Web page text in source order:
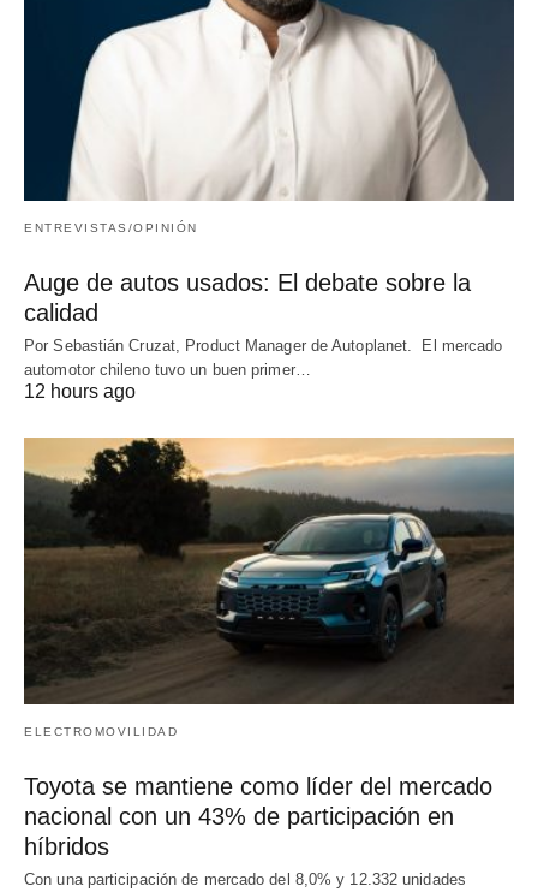
ENTREVISTAS/OPINIÓN
Auge de autos usados: El debate sobre la
calidad
Por Sebastián Cruzat, Product Manager de Autoplanet. El mercado
automotor chileno tuvo un buen primer…
12 hours ago
ELECTROMOVILIDAD
Toyota se mantiene como líder del mercado
nacional con un 43% de participación en
híbridos
Con una participación de mercado del 8,0% y 12.332 unidades